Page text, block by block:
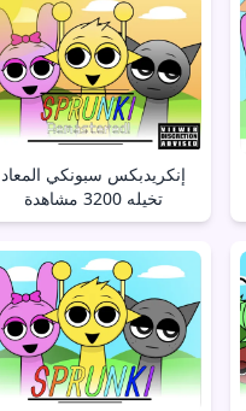
إنكريدبكس سبونكي المعاد
تخيله 3200 مشاهدة